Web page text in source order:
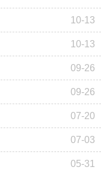
10-13
10-13
09-26
09-26
07-20
07-03
05-31